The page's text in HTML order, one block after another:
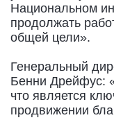
Национальном
продолжать
общей цели».
Генеральный
Бенни Дрейфус:
что является
продвижении